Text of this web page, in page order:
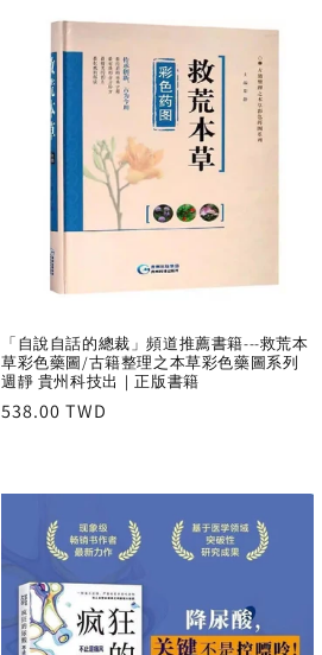
「自說自話的總裁」頻道推薦書籍---救荒本
草彩色藥圖/古籍整理之本草彩色藥圖系列
週靜 貴州科技出｜正版書籍
Regular
538.00 TWD